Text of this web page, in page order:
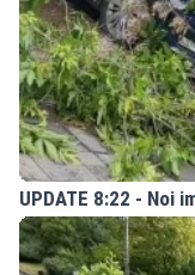
UPDATE 8:22 - Noi